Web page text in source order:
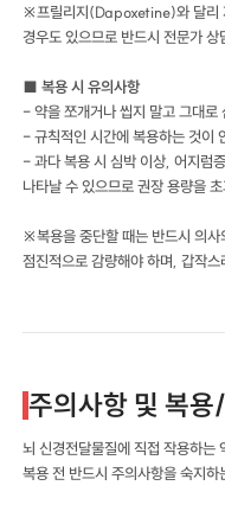
※프릴리지(Dapoxetine)와 달리
경우도 있으므로 반드시 전문가 상
■ 복용 시 유의사항
- 약을 쪼개거나 씹지 말고 그대로
- 규칙적인 시간에 복용하는 것이
- 과다 복용 시 심박 이상, 어지럼
나타날 수 있으므로 권장 용량을
※복용을 중단할 때는 반드시 의사
점진적으로 감량해야 하며, 갑작스
주의사항 및 복
뇌 신경전달물질에 직접 작용하는
복용 전 반드시 주의사항을 숙지하